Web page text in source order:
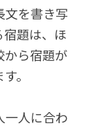
文を書き写
宿題は、ほ
から宿題が
。
一人に合わ